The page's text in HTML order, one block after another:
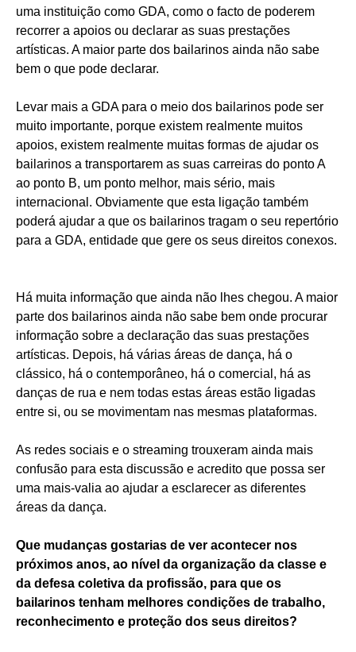
uma instituição como GDA, como o facto de poderem
recorrer a apoios ou declarar as suas prestações
artísticas. A maior parte dos bailarinos ainda não sabe
bem o que pode declarar.
Levar mais a GDA para o meio dos bailarinos pode ser
muito importante, porque existem realmente muitos
apoios, existem realmente muitas formas de ajudar os
bailarinos a transportarem as suas carreiras do ponto A
ao ponto B, um ponto melhor, mais sério, mais
internacional. Obviamente que esta ligação também
poderá ajudar a que os bailarinos tragam o seu repertório
para a GDA, entidade que gere os seus direitos conexos.
Há muita informação que ainda não lhes chegou. A maior
parte dos bailarinos ainda não sabe bem onde procurar
informação sobre a declaração das suas prestações
artísticas. Depois, há várias áreas de dança, há o
clássico, há o contemporâneo, há o comercial, há as
danças de rua e nem todas estas áreas estão ligadas
entre si, ou se movimentam nas mesmas plataformas.
As redes sociais e o streaming trouxeram ainda mais
confusão para esta discussão e acredito que possa ser
uma mais-valia ao ajudar a esclarecer as diferentes
áreas da dança.
Que mudanças gostarias de ver acontecer nos
próximos anos, ao nível da organização da classe e
da defesa coletiva da profissão, para que os
bailarinos tenham melhores condições de trabalho,
reconhecimento e proteção dos seus direitos?